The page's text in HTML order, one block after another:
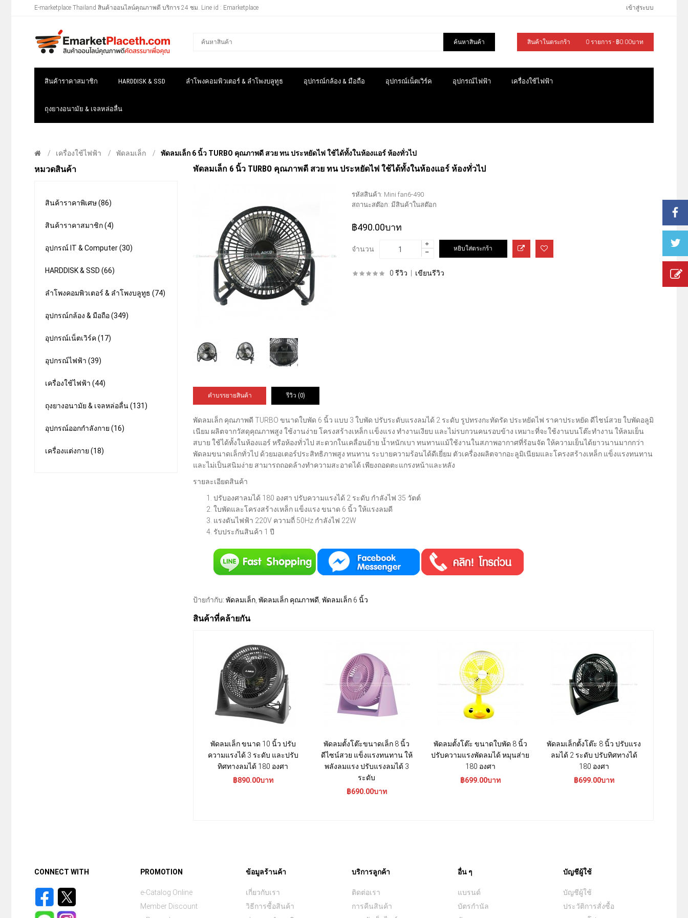
E-marketplace Thailand สินค้าออนไลน์คุณภาพดี บริการ 24 ชม. Line id : Emarketplace เข้าสู่ระบบ
ค้นหาสินค้า สินค้าในตระกร้า 0 รายการ - ฿0.00บาท
สินค้าราคาสมาชิก HARDDISK & SSD ลำโพงคอมพิวเตอร์ & ลำโพงบลูทูธ อุปกรณ์กล้อง & มือถือ อุปกรณ์เน็ตเวิร์ค อุปกรณ์ไฟฟ้า เครื่องใช้ไฟฟ้า
ถุงยางอนามัย & เจลหล่อลื่น
เครื่องใช้ไฟฟ้า พัดลมเล็ก พัดลมเล็ก 6 นิ้ว TURBO คุณภาพดี สวย ทน ประหยัดไฟ ใช้ได้ทั้งในห้องแอร์ ห้องทั่วไป
หมวดสินค้า
สินค้าราคาพิเศษ (86)
สินค้าราคาสมาชิก (4)
อุปกรณ์ IT & Computer (30)
HARDDISK & SSD (66)
ลำโพงคอมพิวเตอร์ & ลำโพงบลูทูธ (74)
อุปกรณ์กล้อง & มือถือ (349)
อุปกรณ์เน็ตเวิร์ค (17)
อุปกรณ์ไฟฟ้า (39)
เครื่องใช้ไฟฟ้า (44)
ถุงยางอนามัย & เจลหล่อลื่น (131)
อุปกรณ์ออกกำลังกาย (16)
เครื่องแต่งกาย (18)
พัดลมเล็ก 6 นิ้ว TURBO คุณภาพดี สวย ทน ประหยัดไฟ ใช้ได้ทั้งในห้องแอร์ ห้องทั่วไป
รหัสสินค้า: Mini fan6-490
สถานะสต๊อก: มีสินค้าในสต๊อก
฿490.00บาท
จำนวน
0 รีวิว เขียนรีวิว
คำบรรยายสินค้า รีวิว (0)
พัดลมเล็ก คุณภาพดี TURBO ขนาดใบพัด 6 นิ้ว แบบ 3 ใบพัด ปรับระดับแรงลมได้ 2 ระดับ รูปทรงกะทัดรัด ประหยัดไฟ ราคาประหยัด ดีไชน์สวย ใบพัดอลูมิ
เนียม ผลิตจากวัสดุคุณภาพสูง ใช้งานง่าย โครงสร้างเหล็ก เเข็งแรง ทำงานเงียบ และไม่รบกวนคนรอบข้าง เหมาะที่จะใช้งานบนโต๊ะทำงาน ให้ลมเย็น
สบาย ใช้ได้ทั้งในห้องแอร์ หรือห้องทั่วไป สะดวกในเคลื่อนย้าย น้ำหนักเบา ทนทานแม้ใช้งานในสภาพอากาศที่ร้อนจัด ให้ความเย็นได้ยาวนานมากกว่า
พัดลมขนาดเล็กทั่วไป ด้วยมอเตอร์ประสิทธิภาพสูง ทนทาน ระบายความร้อนได้ดีเยี่ยม ตัวเครื่องผลิตจากอะลูมิเนียมและโครงสร้างเหล็ก แข็งแรงทนทาน
และไม่เป็นสนิมง่าย สามารถถอดล้างทำความสะอาดได้ เพียงถอดตะแกรงหน้าและหลัง
รายละเอียดสินค้า
ปรับองศาลมได้ 180 องศา ปรับความแรงได้ 2 ระดับ กำลังไฟ 35 วัตต์
ใบพัดและโครงสร้างเหล็ก แข็งแรง ขนาด 6 นิ้ว ให้แรงลมดี
แรงดันไฟฟ้า 220V ความถี่ 50Hz กำลังไฟ 22W
รับประกันสินค้า 1 ปี
ป้ายกำกับ: พัดลมเล็ก พัดลมเล็ก คุณภาพดี พัดลมเล็ก 6 นิ้ว
สินค้าที่คล้ายกัน
พัดลมเล็ก ขนาด 10 นิ้ว ปรับ
ความแรงได้ 3 ระดับ และปรับ
ทิศทางลมได้ 180 องศา
฿890.00บาท
พัดลมตั้งโต๊ะขนาดเล็ก 8 นิ้ว
ดีไซน์สวย แข็งแรงทนทาน ให้
พลังลมแรง ปรับแรงลมได้ 3
ระดับ
฿690.00บาท
พัดลมตั้งโต๊ะ ขนาดใบพัด 8 นิ้ว
ปรับความแรงพัดลมได้ หมุนส่าย
180 องศา
฿699.00บาท
พัดลมเล็กตั้งโต๊ะ 8 นิ้ว ปรับแรง
ลมได้ 2 ระดับ ปรับทิศทางได้
180 องศา
฿699.00บาท
CONNECT WITH PROMOTION
e-Catalog Online
Member Discount
ข้อมูลร้านค้า
เกี่ยวกับเรา
วิธีการซื้อสินค้า
บริการลูกค้า
ติดต่อเรา
การคืนสินค้า
อื่น ๆ
แบรนด์
บัตรกำนัล
บัญชีผู้ใช้
บัญชีผู้ใช้
ประวัติการสั่งซื้อ